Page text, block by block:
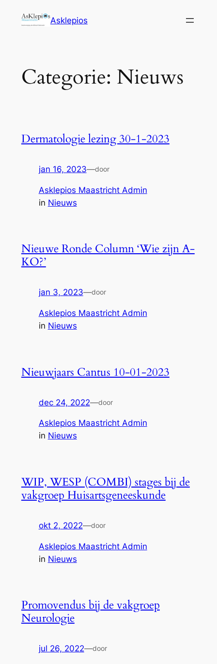
Asklepios
Categorie: Nieuws
Dermatologie lezing 30-1-2023
jan 16, 2023—door
Asklepios Maastricht Admin
in Nieuws
Nieuwe Ronde Column ‘Wie zijn A-
KO?’
jan 3, 2023—door
Asklepios Maastricht Admin
in Nieuws
Nieuwjaars Cantus 10-01-2023
dec 24, 2022—door
Asklepios Maastricht Admin
in Nieuws
WIP, WESP (COMBI) stages bij de
vakgroep Huisartsgeneeskunde
okt 2, 2022—door
Asklepios Maastricht Admin
in Nieuws
Promovendus bij de vakgroep
Neurologie
jul 26, 2022—door